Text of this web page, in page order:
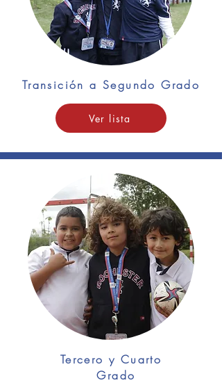
Transición a Segundo Grado
Ver lista
Tercero y Cuarto
Grado